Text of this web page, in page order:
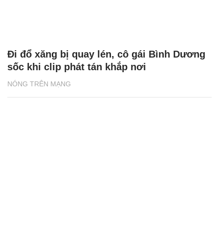
NÓNG TRÊN MẠNG
Đi đổ xăng bị quay lén, cô gái Bình Dương
sốc khi clip phát tán khắp nơi